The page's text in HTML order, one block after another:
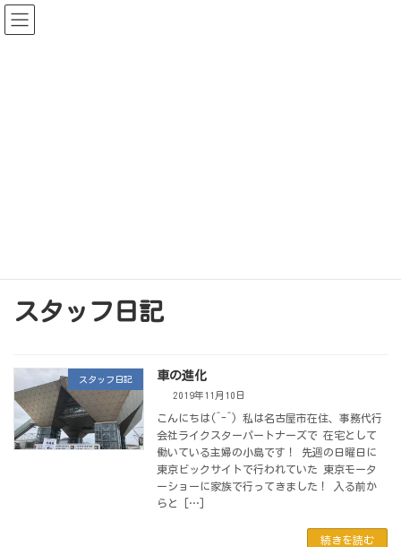
コ
ン
テ
ナ
ビ
ゲ
スタッフ日記
スタッフ日記 車の進化
2019年11月10日
こんにちは(^-^) 私は名古屋市在住、事務代行
会社ライクスターパートナーズで 在宅として
働いている主婦の小島です！ 先週の日曜日に
東京ビックサイトで行われていた 東京モータ
ーショーに家族で行ってきました！ 入る前か
らと […]
続きを読む